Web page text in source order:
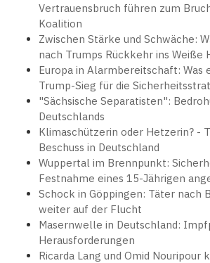
Vertrauensbruch führen zum
Koalition
Zwischen Stärke und Schwäche:
nach Trumps Rückkehr ins Weiße
Europa in Alarmbereitschaft: Was
Trump-Sieg für die
"Sächsische Separatisten":
Deutschlands
Klimaschützerin oder Hetzerin? -
Beschuss in Deutschland
Wuppertal im Brennpunkt:
Festnahme eines 15-Jährigen
Schock in Göppingen: Täter nach
weiter auf der Flucht
Masernwelle in Deutschland:
Herausforderungen
Ricarda Lang und Omid Nouripour